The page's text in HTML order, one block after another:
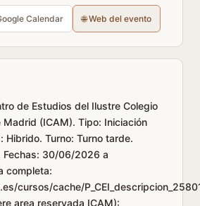
Calendar 🌐 Web del evento
de Estudios del Ilustre Colegio
(ICAM). Tipo: Iniciación
Hibrido. Turno: Turno tarde.
Fechas: 30/06/2026 a
completa:
cursos/cache/
area reservada ICAM):